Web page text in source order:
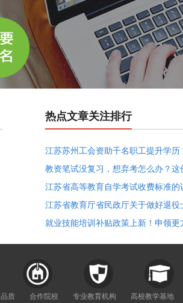
热点文章关注排行
江苏苏州工会资助千名职工提升学历
教资笔试没复习，想弃考怎么办？这
江苏省高等教育自学考试收费标准的
江苏省教育厅省民政厅关于做好退役
就业技能培训补贴政策上新！申领更
质 合作院校 专业教育机构 高校教学基地